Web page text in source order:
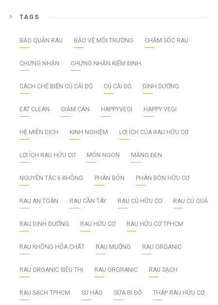
TAGS
BẢO QUẢN RAU BẢO VỆ MÔI TRƯỜNG CHĂM SÓC RAU
CHỨNG NHẬN CHỨNG NHẬN KIỂM ĐỊNH
CÁCH CHẾ BIẾN CỦ CẢI ĐỎ CỦ CẢI ĐỎ DINH DƯỠNG
EAT CLEAN GIẢM CÂN HAPPYVEGI HAPPY VEGI
HỆ MIỄN DỊCH KINH NGHIỆM LỢI ÍCH CỦA RAU HỮU CƠ
LỢI ÍCH RAU HỮU CƠ MÓN NGON MĂNG ĐEN
NGUYÊN TẮC 6 KHÔNG PHÂN BÓN PHÂN BÓN HỮU CƠ
RAU AN TOÀN RAU CẦN TÂY RAU CỦ HỮU CƠ RAU CỦ QUẢ
RAU DINH DƯỠNG RAU HỮU CƠ RAU HỮU CƠ TPHCM
RAU KHÔNG HÓA CHẤT RAU MUỐNG RAU ORGANIC
RAU ORGANIC SIÊU THỊ RAU ORGRANIC RAU SẠCH
RAU SẠCH TPHCM SU HÀO SỮA BÍ ĐỎ THÁP RAU HỮU CƠ